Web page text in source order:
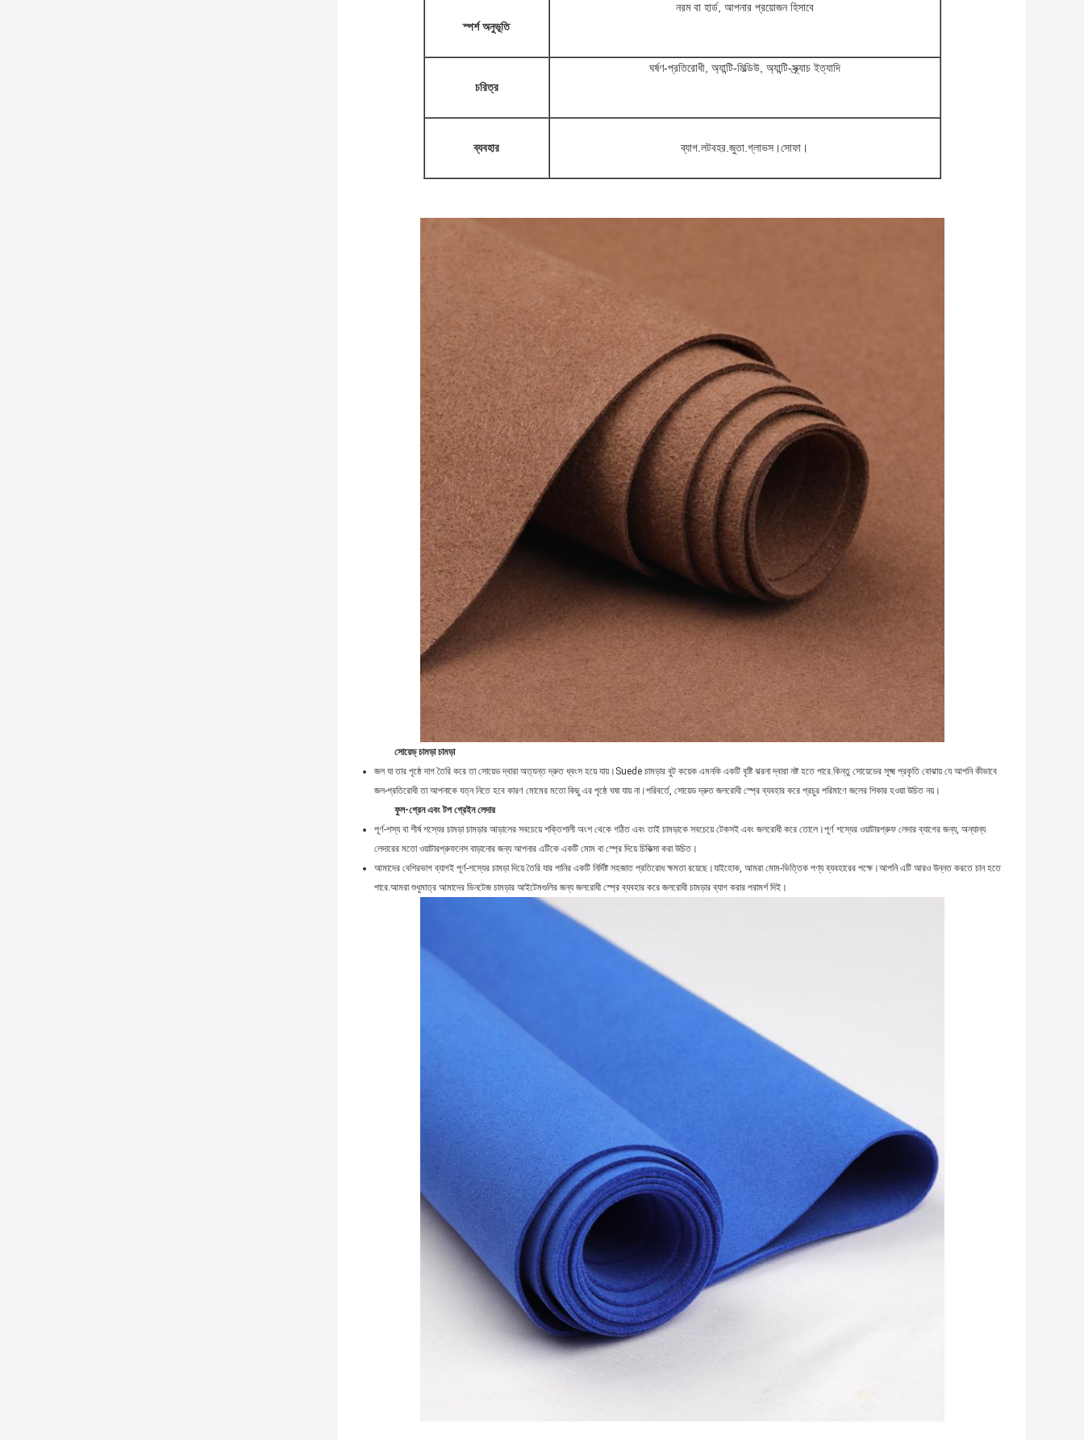
জমা দিন
স্পর্শ অনুভূতি
নরম বা হার্ড, আপনার প্রয়োজন হিসাবে
চরিত্র
ঘর্ষণ-প্রতিরোধী, অ্যান্টি-মিল্ডিউ, অ্যান্টি-স্ক্র্যাচ ইত্যাদি
ব্যবহার ব্যাগ.লটবহর.জুতা.গ্লাভস।সোফা।
সোয়েড্ চামড়া চামড়া
জল যা তার পৃষ্ঠে দাগ তৈরি করে তা সোয়েড দ্বারা অত্যন্ত দ্রুত ধ্বংস হয়ে যায়।Suede চামড়ার বুট কয়েক এমনকি একটি বৃষ্টি ঝরনা দ্বারা নষ্ট হতে পারে.কিন্তু সোয়েডের সূক্ষ্ম প্রকৃতি বোঝায় যে আপনি কীভাবে
জল-প্রতিরোধী তা আপনাকে যত্ন নিতে হবে কারণ মোমের মতো কিছু এর পৃষ্ঠে ঘষা যায় না।পরিবর্তে, সোয়েড দ্রুত জলরোধী স্প্রে ব্যবহার করে প্রচুর পরিমাণে জলের শিকার হওয়া উচিত নয়।
ফুল-গ্রেন এবং টপ গ্রেইন লেদার
পূর্ণ-শস্য বা শীর্ষ শস্যের চামড়া চামড়ার আড়ালের সবচেয়ে শক্তিশালী অংশ থেকে গঠিত এবং তাই চামড়াকে সবচেয়ে টেকসই এবং জলরোধী করে তোলে।পূর্ণ শস্যের ওয়াটারপ্রুফ লেদার ব্যাগের জন্য, অন্যান্য
লেদারের মতো ওয়াটারপ্রুফনেস বাড়ানোর জন্য আপনার এটিকে একটি মোম বা স্প্রে দিয়ে চিকিত্সা করা উচিত।
আমাদের বেশিরভাগ ব্যাগই পূর্ণ-শস্যের চামড়া দিয়ে তৈরি যার পানির একটি নির্দিষ্ট সহজাত প্রতিরোধ ক্ষমতা রয়েছে।যাইহোক, আমরা মোম-ভিত্তিক পণ্য ব্যবহারের পক্ষে।আপনি এটি আরও উন্নত করতে চান হতে
পারে.আমরা শুধুমাত্র আমাদের ভিনটেজ চামড়ার আইটেমগুলির জন্য জলরোধী স্প্রে ব্যবহার করে জলরোধী চামড়ার ব্যাগ করার পরামর্শ দিই।